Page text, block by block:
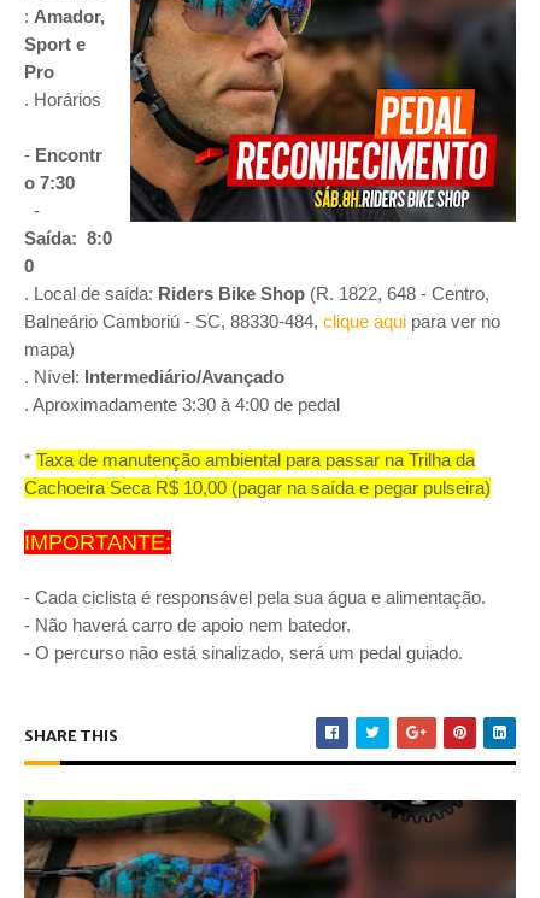
: Amador,
Sport e
Pro
. Horários
- Encontr
o 7:30
-
Saída: 8:0
0
. Local de saída: Riders Bike Shop (R. 1822, 648 - Centro,
Balneário Camboriú - SC, 88330-484, clique aqui para ver no
mapa)
. Nível: Intermediário/Avançado
. Aproximadamente 3:30 à 4:00 de pedal
* Taxa de manutenção ambiental para passar na Trilha da
Cachoeira Seca R$ 10,00 (pagar na saída e pegar pulseira)
IMPORTANTE:
- Cada ciclista é responsável pela sua água e alimentação.
- Não haverá carro de apoio nem batedor.
- O percurso não está sinalizado, será um pedal guiado.
SHARE THIS